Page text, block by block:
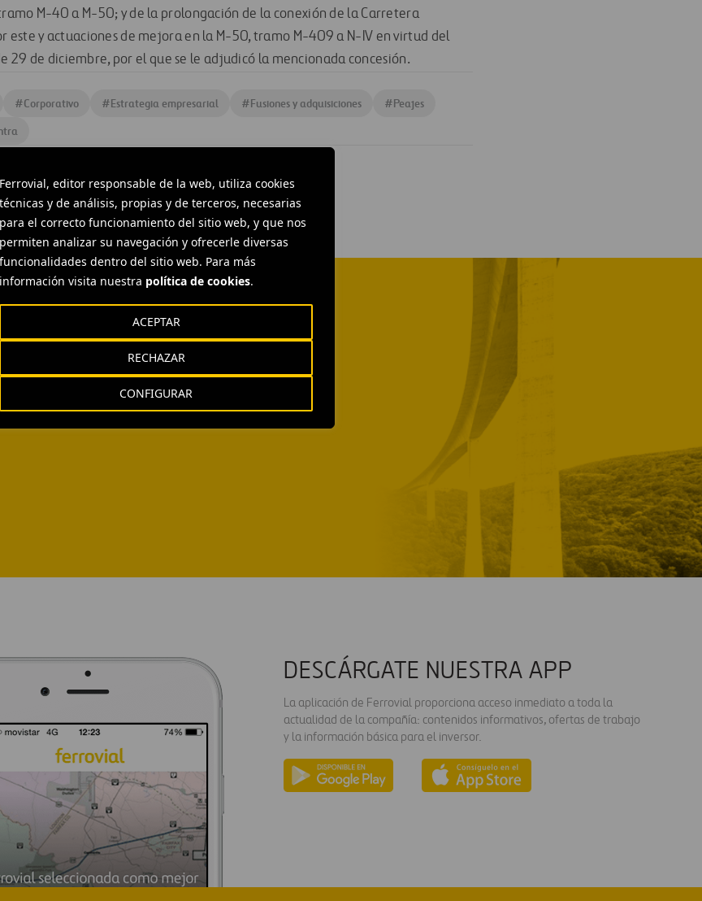
Ferrovial, editor responsable de la web, utiliza cookies
técnicas y de análisis, propias y de terceros, necesarias
para el correcto funcionamiento del sitio web, y que nos
permiten analizar su navegación y ofrecerle diversas
funcionalidades dentro del sitio web. Para más
información visita nuestra política de cookies.
CONFIGURAR
RECHAZAR
ACEPTAR
M-40 a M-50; y de la prolongación de la conexión de la Carretera
este y actuaciones de mejora en la M-50, tramo M-409 a N-IV en virtud del
de diciembre, por el que se le adjudicó la mencionada concesión.
#Corporativo #Estrategia empresarial #Fusiones y adquisiciones #Peajes
AND MEDIA RELATIONS
Isabel Muñoz Torres
ENVIAR CORREO
DESCÁRGATE NUESTRA APP
La aplicación de Ferrovial proporciona acceso inmediato a toda la
actualidad de la compañía: contenidos informativos, ofertas de trabajo
y la información básica para el inversor.